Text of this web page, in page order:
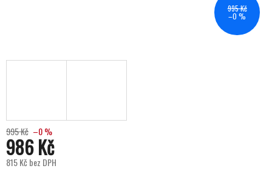
995 Kč
–0 %
995 Kč –0 %
986 Kč
815 Kč bez DPH